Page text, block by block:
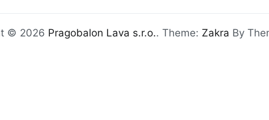
© 2026 Pragobalon Lava s.r.o.. Theme: Zakra By